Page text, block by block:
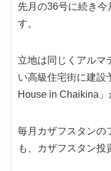
先月の36号に続き
す。
立地は同じくアルマ
い高級住宅街に建設
House in Chaikina」
毎月カザフスタンの
も、カザフスタン投